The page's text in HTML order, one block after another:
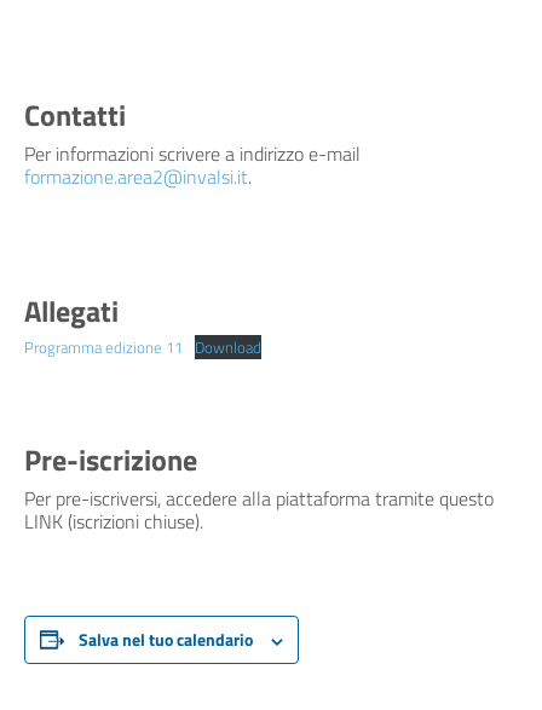
Contatti
Per informazioni scrivere a indirizzo e-mail
formazione.area2@invalsi.it.
Allegati
Programma edizione 11 Download
Pre-iscrizione
Per pre-iscriversi, accedere alla piattaforma tramite questo
LINK (iscrizioni chiuse).
Salva nel tuo calendario